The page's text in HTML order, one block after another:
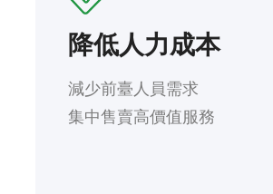
降低人力成本
減少前臺人員需求
集中售賣高價值服務